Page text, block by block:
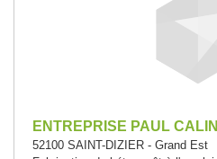
ENTREPRISE PAUL CALIN
52100 SAINT-DIZIER - Grand Est